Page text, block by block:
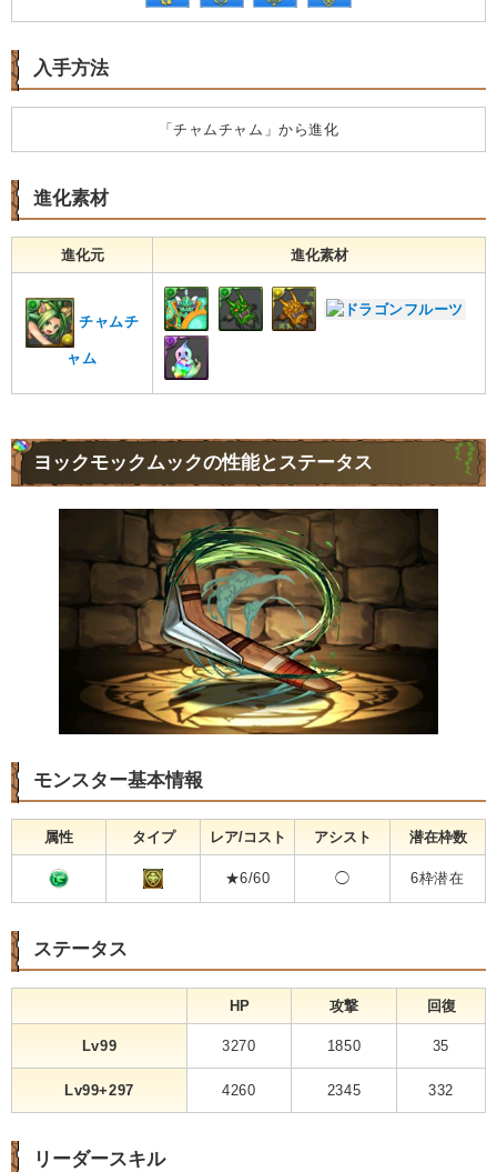
入手方法
「チャムチャム」から進化
進化素材
進化元 進化素材
チャムチ
ャム
ヨックモックムックの性能とステータス
モンスター基本情報
属性 タイプ レア/コスト アシスト 潜在枠数
★6/60 ◯ 6枠潜在
ステータス
HP 攻撃 回復
Lv99 3270 1850 35
Lv99+297 4260 2345 332
リーダースキル